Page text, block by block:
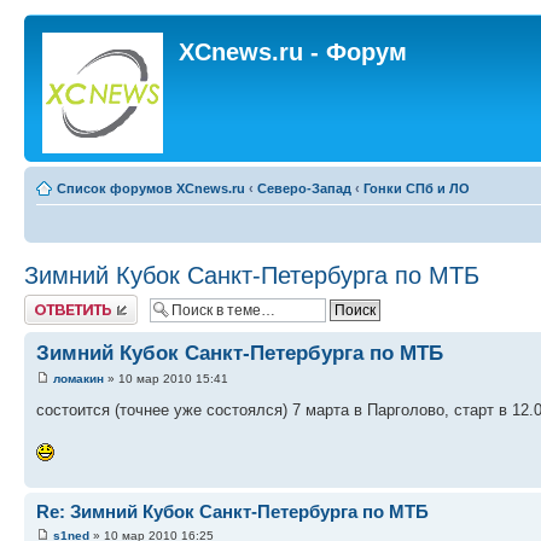
XCnews.ru - Форум
Список форумов XCnews.ru ‹ Северо-Запад ‹ Гонки СПб и ЛО
Зимний Кубок Санкт-Петербурга по МТБ
Ответить
Зимний Кубок Санкт-Петербурга по МТБ
ломакин » 10 мар 2010 15:41
состоится (точнее уже состоялся) 7 марта в Парголово, старт в
Re: Зимний Кубок Санкт-Петербурга по МТБ
s1ned » 10 мар 2010 16:25